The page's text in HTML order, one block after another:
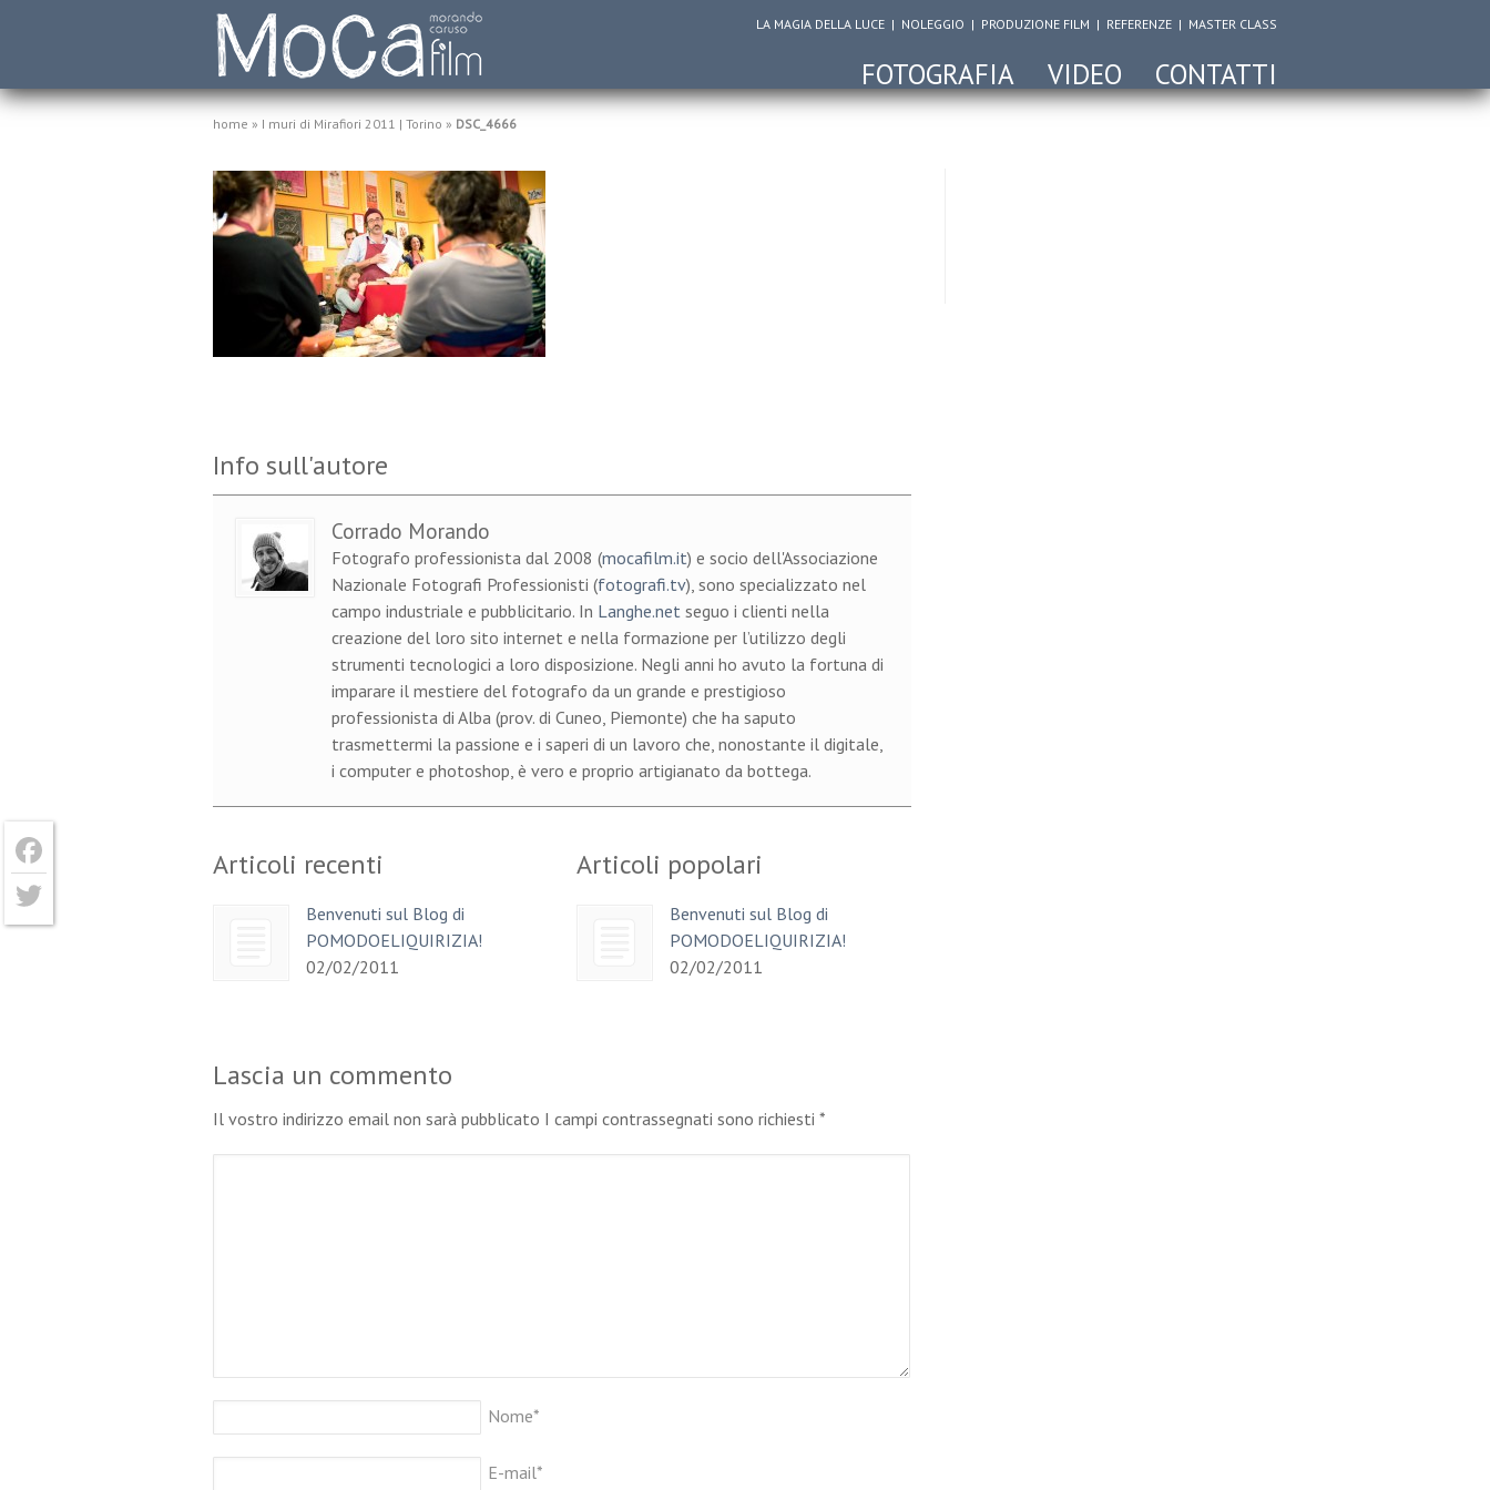
LA MAGIA DELLA LUCE | NOLEGGIO | PRODUZIONE FILM | REFERENZE | MASTER CLASS
FOTOGRAFIA VIDEO CONTATTI
home » I muri di Mirafiori 2011 | Torino » DSC_4666
Info sull'autore
Corrado Morando
Fotografo professionista dal 2008 (mocafilm.it) e socio dell'Associazione
Nazionale Fotografi Professionisti (fotografi.tv), sono specializzato nel
campo industriale e pubblicitario. In Langhe.net seguo i clienti nella
creazione del loro sito internet e nella formazione per l’utilizzo degli
strumenti tecnologici a loro disposizione. Negli anni ho avuto la fortuna di
imparare il mestiere del fotografo da un grande e prestigioso
professionista di Alba (prov. di Cuneo, Piemonte) che ha saputo
trasmettermi la passione e i saperi di un lavoro che, nonostante il digitale,
i computer e photoshop, è vero e proprio artigianato da bottega.
Articoli recenti
Benvenuti sul Blog di
POMODOELIQUIRIZIA!
02/02/2011
Articoli popolari
Benvenuti sul Blog di
POMODOELIQUIRIZIA!
02/02/2011
Lascia un commento
Il vostro indirizzo email non sarà pubblicato I campi contrassegnati sono richiesti *
Nome*
E-mail*
Facebook
Twitter